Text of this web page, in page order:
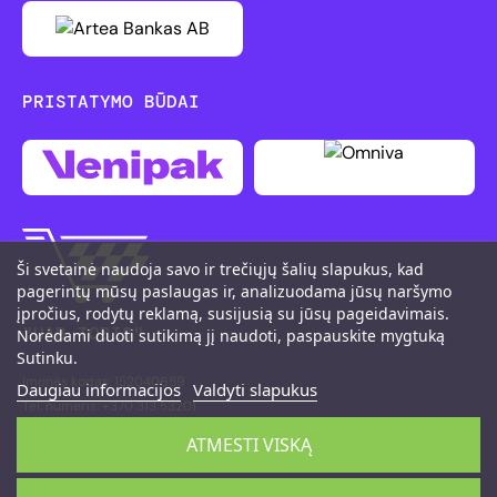
Ši svetainė naudoja savo ir trečiųjų šalių slapukus, kad
pagerintų mūsų paslaugas ir, analizuodama jūsų naršymo
įpročius, rodytų reklamą, susijusią su jūsų pageidavimais.
Norėdami duoti sutikimą jį naudoti, paspauskite mygtuką
Sutinku.
Daugiau informacijos Valdyti slapukus
ATMESTI VISKĄ
PRISTATYMO BŪDAI
"UAB TOBIS"
Įmonės kodas: 152040659
Tel. numeris: +370 313 53201